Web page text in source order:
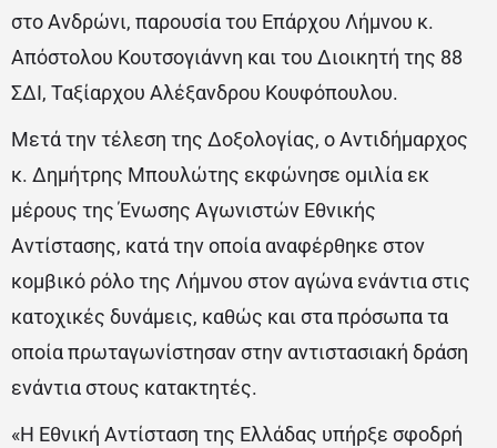
στο Ανδρώνι, παρουσία του Επάρχου Λήμνου κ.
Απόστολου Κουτσογιάννη και του Διοικητή της 88
ΣΔΙ, Ταξίαρχου Αλέξανδρου Κουφόπουλου.
Μετά την τέλεση της Δοξολογίας, ο Αντιδήμαρχος
κ. Δημήτρης Μπουλώτης εκφώνησε ομιλία εκ
μέρους της Ένωσης Αγωνιστών Εθνικής
Αντίστασης, κατά την οποία αναφέρθηκε στον
κομβικό ρόλο της Λήμνου στον αγώνα ενάντια στις
κατοχικές δυνάμεις, καθώς και στα πρόσωπα τα
οποία πρωταγωνίστησαν στην αντιστασιακή δράση
ενάντια στους κατακτητές.
«Η Εθνική Αντίσταση της Ελλάδας υπήρξε σφοδρή